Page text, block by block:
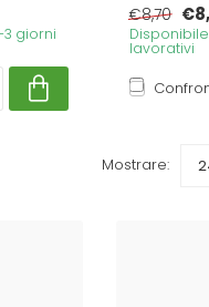
giorni
€8,70
lavorativi
Mostrare: